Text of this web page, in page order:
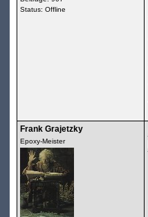
Status: Offline
Frank Grajetzky
Epoxy-Meister